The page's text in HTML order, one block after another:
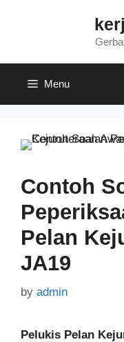
Menu
Contoh
Pelan
JA19
by admin
Pelukis Pelan